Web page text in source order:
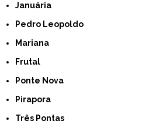
Januária
Pedro Leopoldo
Mariana
Frutal
Ponte Nova
Pirapora
Três Pontas